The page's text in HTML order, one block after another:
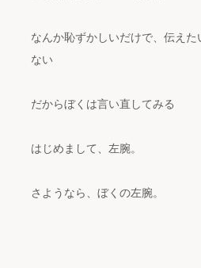
なんか恥ずかしいだけで、伝え
ない
だからぼくは言い直してみる
はじめまして、左腕。
さようなら、ぼくの左腕。